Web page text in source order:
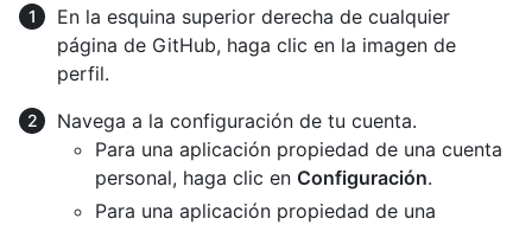
En la esquina superior derecha de cualquier
página de GitHub, haga clic en la imagen de
perfil.
Navega a la configuración de tu cuenta.
Para una aplicación propiedad de una cuenta
personal, haga clic en Configuración.
Para una aplicación propiedad de una